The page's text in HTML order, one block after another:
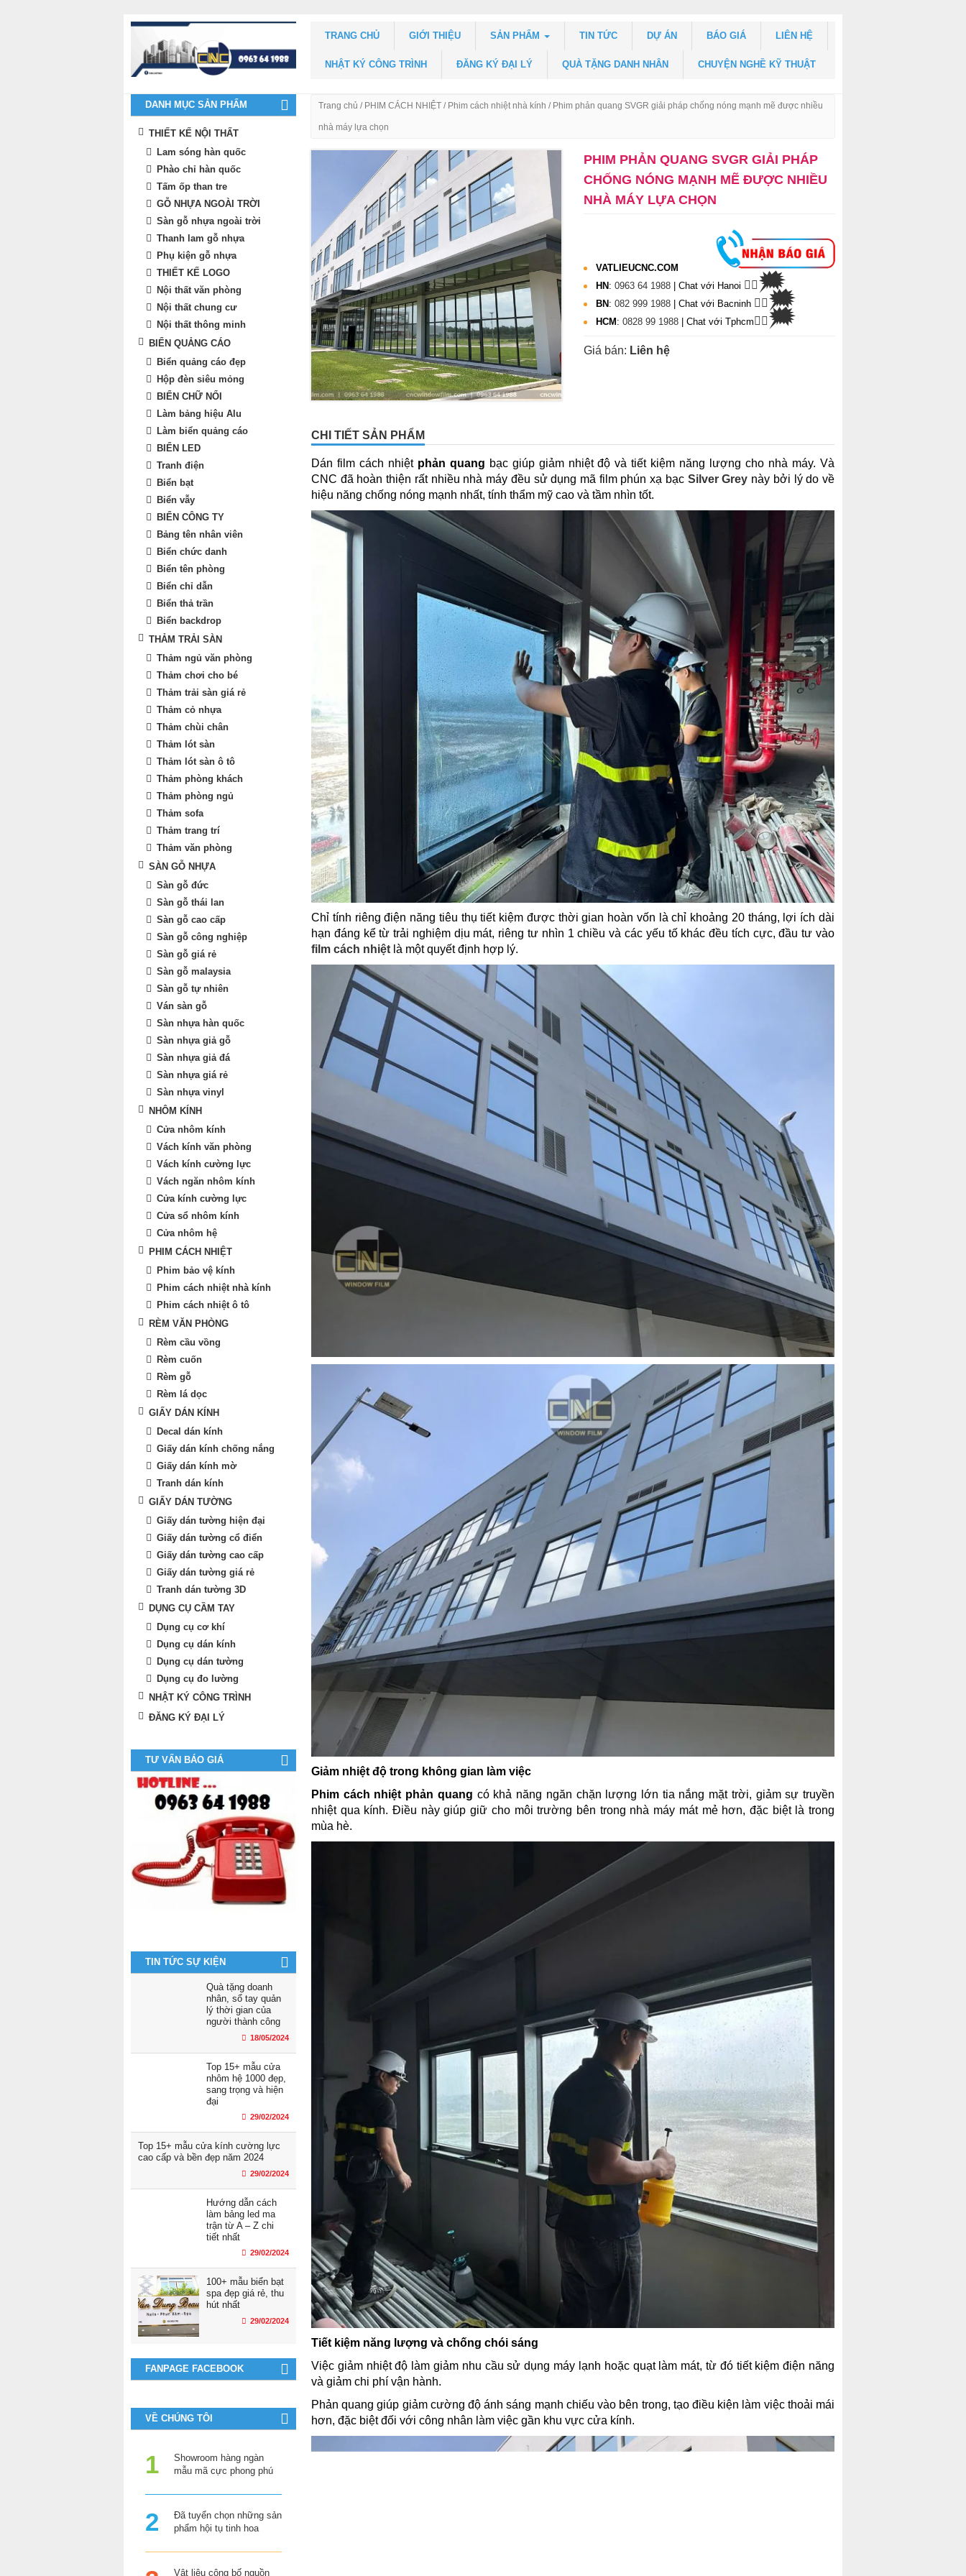
TRANG CHỦ GIỚI THIỆU SẢN PHẨM TIN TỨC DỰ ÁN BÁO GIÁ LIÊN HỆ
NHẬT KÝ CÔNG TRÌNH ĐĂNG KÝ ĐẠI LÝ QUÀ TẶNG DANH NHÂN CHUYỆN NGHỀ KỸ THUẬT
Trang chủ / PHIM CÁCH NHIỆT / Phim cách nhiệt nhà kính / Phim phản quang SVGR giải pháp chống nóng mạnh mẽ được nhiều
nhà máy lựa chọn
PHIM PHẢN QUANG SVGR GIẢI PHÁP
CHỐNG NÓNG MẠNH MẼ ĐƯỢC NHIỀU
NHÀ MÁY LỰA CHỌN
VATLIEUCNC.COM
HN : 0963 64 1988 | Chat với Hanoi 👉🏽🗯
BN : 082 999 1988 | Chat với Bacninh 👉🏽🗯
HCM : 0828 99 1988 | Chat với Tphcm 👉🏽🗯
Giá bán: Liên hệ
CHI TIẾT SẢN PHẨM
Dán film cách nhiệt phản quang bạc giúp giảm nhiệt độ và tiết kiệm năng lượng cho nhà máy. Và
CNC đã hoàn thiện rất nhiều nhà máy đều sử dụng mã film phún xạ bạc Silver Grey này bởi lý do về
hiệu năng chống nóng mạnh nhất, tính thẩm mỹ cao và tầm nhìn tốt.
Chỉ tính riêng điện năng tiêu thụ tiết kiệm được thời gian hoàn vốn là chỉ khoảng 20 tháng, lợi ích dài
hạn đáng kể từ trải nghiệm dịu mát, riêng tư nhìn 1 chiều và các yếu tố khác đều tích cực, đầu tư vào
film cách nhiệt là một quyết định hợp lý.
Giảm nhiệt độ trong không gian làm việc
Phim cách nhiệt phản quang có khả năng ngăn chặn lượng lớn tia nắng mặt trời, giảm sự truyền
nhiệt qua kính. Điều này giúp giữ cho môi trường bên trong nhà máy mát mẻ hơn, đặc biệt là trong
mùa hè.
Tiết kiệm năng lượng và chống chói sáng
Việc giảm nhiệt độ làm giảm nhu cầu sử dụng máy lạnh hoặc quạt làm mát, từ đó tiết kiệm điện năng
và giảm chi phí vận hành.
Phản quang giúp giảm cường độ ánh sáng mạnh chiếu vào bên trong, tạo điều kiện làm việc thoải mái
hơn, đặc biệt đối với công nhân làm việc gần khu vực cửa kính.
DANH MỤC SẢN PHẨM
THIẾT KẾ NỘI THẤT
Lam sóng hàn quốc
Phào chỉ hàn quốc
Tấm ốp than tre
GỖ NHỰA NGOÀI TRỜI
Sàn gỗ nhựa ngoài trời
Thanh lam gỗ nhựa
Phụ kiện gỗ nhựa
THIẾT KẾ LOGO
Nội thất văn phòng
Nội thất chung cư
Nội thất thông minh
BIỂN QUẢNG CÁO
Biển quảng cáo đẹp
Hộp đèn siêu mỏng
BIỂN CHỮ NỔI
Làm bảng hiệu Alu
Làm biển quảng cáo
BIỂN LED
Tranh điện
Biển bạt
Biển vẫy
BIỂN CÔNG TY
Bảng tên nhân viên
Biển chức danh
Biển tên phòng
Biển chỉ dẫn
Biển thả trần
Biển backdrop
THẢM TRẢI SÀN
Thảm ngủ văn phòng
Thảm chơi cho bé
Thảm trải sàn giá rẻ
Thảm cỏ nhựa
Thảm chùi chân
Thảm lót sàn
Thảm lót sàn ô tô
Thảm phòng khách
Thảm phòng ngủ
Thảm sofa
Thảm trang trí
Thảm văn phòng
SÀN GỖ NHỰA
Sàn gỗ đức
Sàn gỗ thái lan
Sàn gỗ cao cấp
Sàn gỗ công nghiệp
Sàn gỗ giá rẻ
Sàn gỗ malaysia
Sàn gỗ tự nhiên
Ván sàn gỗ
Sàn nhựa hàn quốc
Sàn nhựa giả gỗ
Sàn nhựa giả đá
Sàn nhựa giá rẻ
Sàn nhựa vinyl
NHÔM KÍNH
Cửa nhôm kính
Vách kính văn phòng
Vách kính cường lực
Vách ngăn nhôm kính
Cửa kính cường lực
Cửa sổ nhôm kính
Cửa nhôm hệ
PHIM CÁCH NHIỆT
Phim bảo vệ kính
Phim cách nhiệt nhà kính
Phim cách nhiệt ô tô
RÈM VĂN PHÒNG
Rèm cầu vồng
Rèm cuốn
Rèm gỗ
Rèm lá dọc
GIẤY DÁN KÍNH
Decal dán kính
Giấy dán kính chống nắng
Giấy dán kính mờ
Tranh dán kính
GIẤY DÁN TƯỜNG
Giấy dán tường hiện đại
Giấy dán tường cổ điển
Giấy dán tường cao cấp
Giấy dán tường giá rẻ
Tranh dán tường 3D
DỤNG CỤ CẦM TAY
Dụng cụ cơ khí
Dụng cụ dán kính
Dụng cụ dán tường
Dụng cụ đo lường
NHẬT KÝ CÔNG TRÌNH
ĐĂNG KÝ ĐẠI LÝ
TƯ VẤN BÁO GIÁ
TIN TỨC SỰ KIỆN
Quà tặng doanh
nhân, sổ tay quản
lý thời gian của
người thành công
18/05/2024
Top 15+ mẫu cửa
nhôm hệ 1000 đẹp,
sang trọng và hiện
đại
29/02/2024
Top 15+ mẫu cửa kính cường lực
cao cấp và bền đẹp năm 2024
29/02/2024
Hướng dẫn cách
làm bảng led ma
trận từ A – Z chi
tiết nhất
29/02/2024
100+ mẫu biển bạt
spa đẹp giá rẻ, thu
hút nhất
29/02/2024
FANPAGE FACEBOOK
VỀ CHÚNG TÔI
Showroom hàng ngàn
mẫu mã cực phong phú
Đã tuyển chọn những sản
phẩm hội tụ tinh hoa
Vật liệu công bố nguồn